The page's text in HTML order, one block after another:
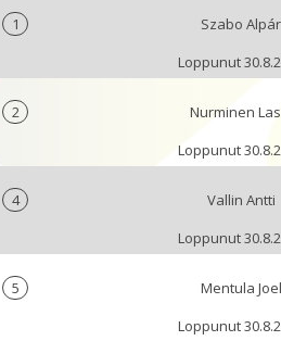
1
Szabo Alpár
Loppunut
2
Nurminen
Loppunut
4
Vallin Antti
Loppunut
5
Mentula Joel
Loppunut